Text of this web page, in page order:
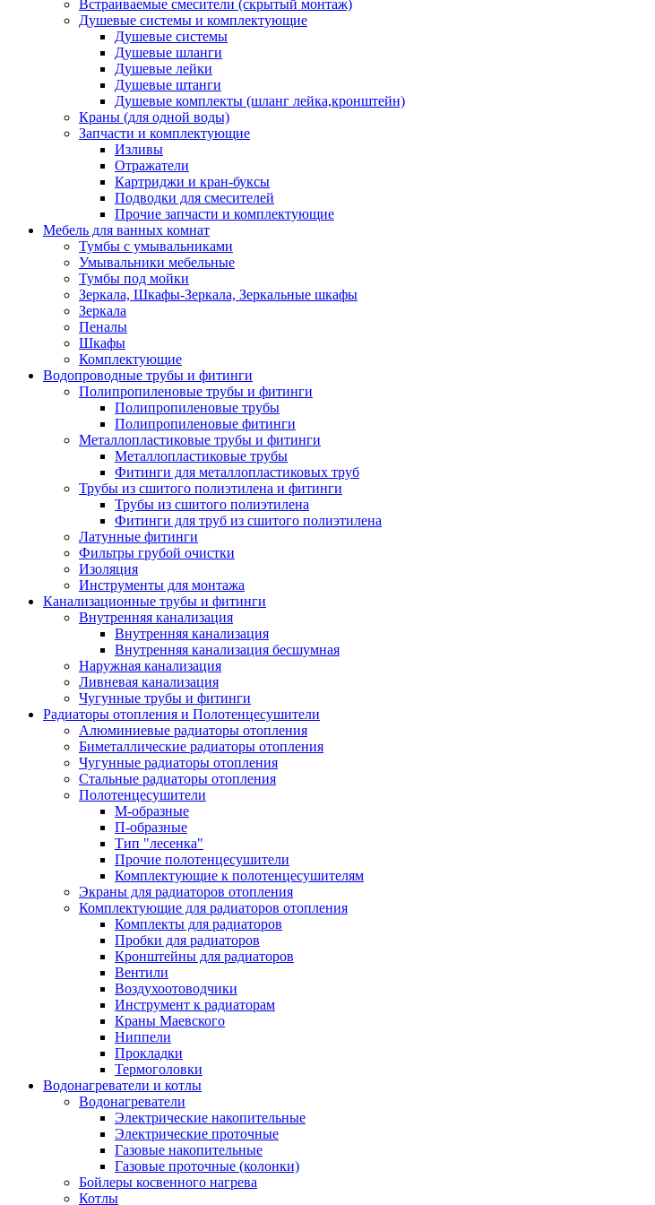
Встраиваемые смесители (скрытый монтаж)
Душевые системы и комплектующие
Душевые системы
Душевые шланги
Душевые лейки
Душевые штанги
Душевые комплекты (шланг лейка,кронштейн)
Краны (для одной воды)
Запчасти и комплектующие
Изливы
Отражатели
Картриджи и кран-буксы
Подводки для смесителей
Прочие запчасти и комплектующие
Мебель для ванных комнат
Тумбы с умывальниками
Умывальники мебельные
Тумбы под мойки
Зеркала, Шкафы-Зеркала, Зеркальные шкафы
Зеркала
Пеналы
Шкафы
Комплектующие
Водопроводные трубы и фитинги
Полипропиленовые трубы и фитинги
Полипропиленовые трубы
Полипропиленовые фитинги
Металлопластиковые трубы и фитинги
Металлопластиковые трубы
Фитинги для металлопластиковых труб
Трубы из сшитого полиэтилена и фитинги
Трубы из сшитого полиэтилена
Фитинги для труб из сшитого полиэтилена
Латунные фитинги
Фильтры грубой очистки
Изоляция
Инструменты для монтажа
Канализационные трубы и фитинги
Внутренняя канализация
Внутренняя канализация
Внутренняя канализация бесшумная
Наружная канализация
Ливневая канализация
Чугунные трубы и фитинги
Радиаторы отопления и Полотенцесушители
Алюминиевые радиаторы отопления
Биметаллические радиаторы отопления
Чугунные радиаторы отопления
Стальные радиаторы отопления
Полотенцесушители
М-образные
П-образные
Тип "лесенка"
Прочие полотенцесушители
Комплектующие к полотенцесушителям
Экраны для радиаторов отопления
Комплектующие для радиаторов отопления
Комплекты для радиаторов
Пробки для радиаторов
Кронштейны для радиаторов
Вентили
Воздухоотоводчики
Инструмент к радиаторам
Краны Маевского
Ниппели
Прокладки
Термоголовки
Водонагреватели и котлы
Водонагреватели
Электрические накопительные
Электрические проточные
Газовые накопительные
Газовые проточные (колонки)
Бойлеры косвенного нагрева
Котлы